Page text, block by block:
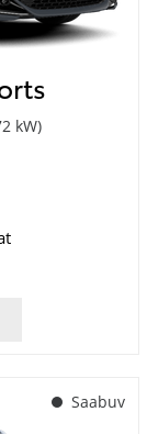
kW)
Saabuv